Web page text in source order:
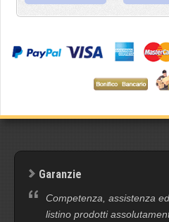
Garanzie
Competenza, assistenza
listino prodotti